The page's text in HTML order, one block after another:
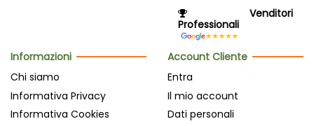
Venditori
Professionali
Informazioni
Chi siamo
Informativa Privacy
Informativa Cookies
Account Cliente
Entra
Il mio account
Dati personali